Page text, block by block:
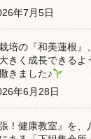
年7月5日
培の『和美蓮根』
きく成長できるよ
きました♪
年6月28日
張！健康教室』を、